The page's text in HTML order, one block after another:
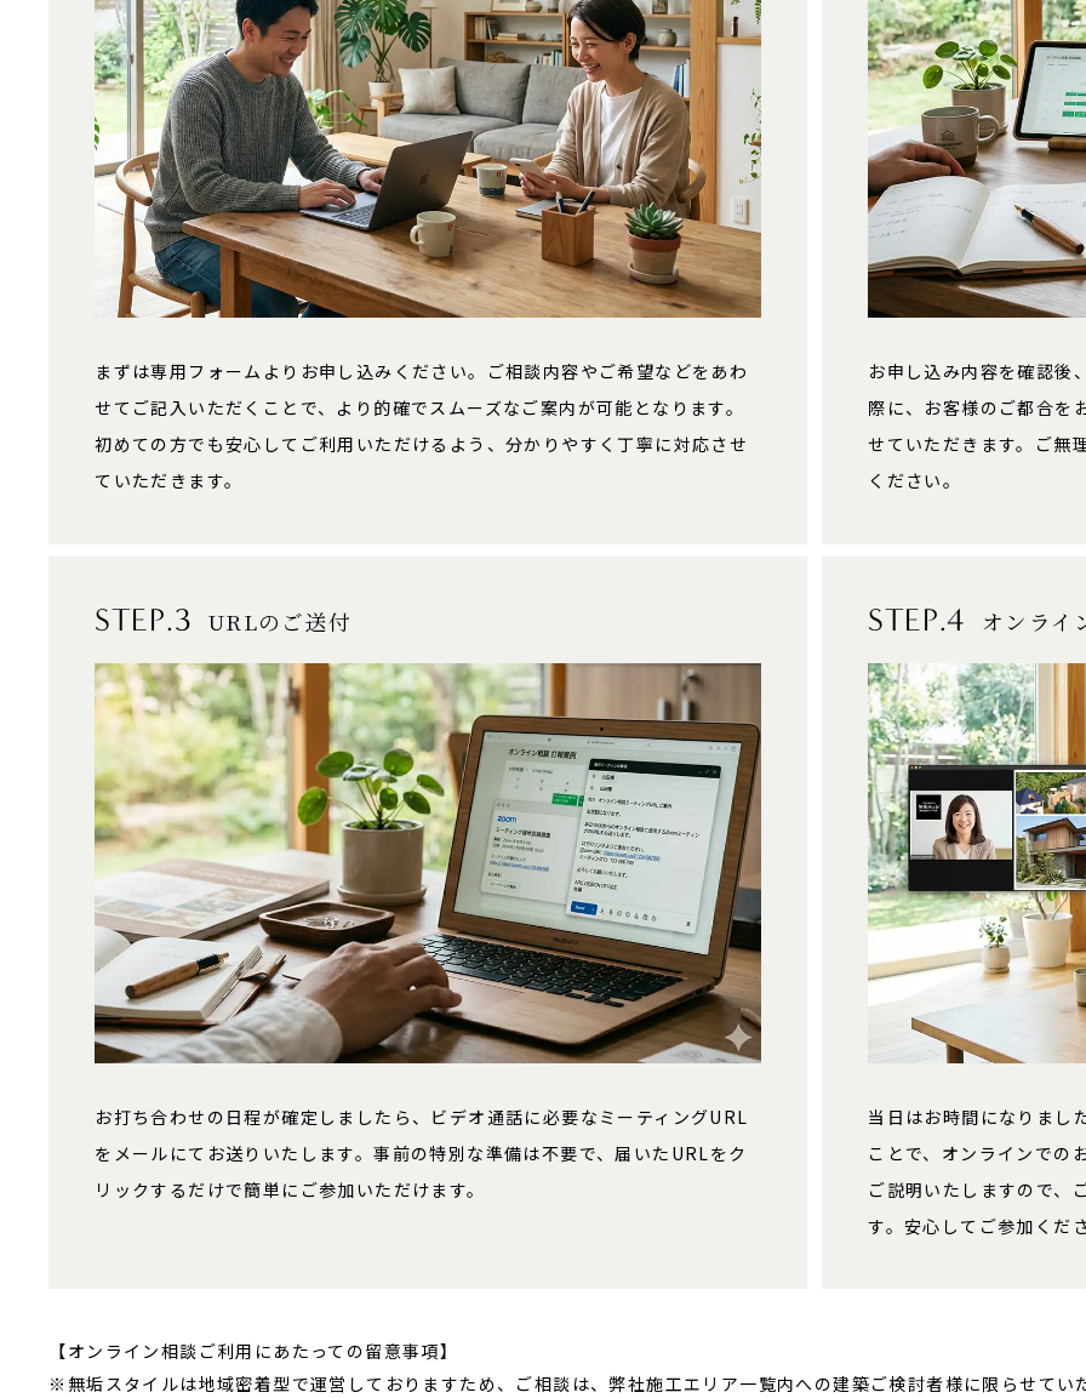
まずは専用フォームよりお申し込みください。ご相談内容やご希望などをあわ
せてご記入いただくことで、より的確でスムーズなご案内が可能となります。
初めての方でも安心してご利用いただけるよう、分かりやすく丁寧に対応させ
ていただきます。
お申し込み内容を確認後
際に、お客様のご都合を
せていただきます。ご無
ください。
STEP.3 URLのご送付
お打ち合わせの日程が確定しましたら、ビデオ通話に必要なミーティングURL
をメールにてお送りいたします。事前の特別な準備は不要で、届いたURLをク
リックするだけで簡単にご参加いただけます。
STEP.4 オンライ
当日はお時間になりまし
ことで、オンラインでの
ご説明いたしますので、
す。安心してご参加くだ
【オンライン相談ご利用にあたっての留意事項】
※無垢スタイルは地域密着型で運営しておりますため、ご相談は、弊社施工エリア一覧内への建築ご検討者様に限らせて